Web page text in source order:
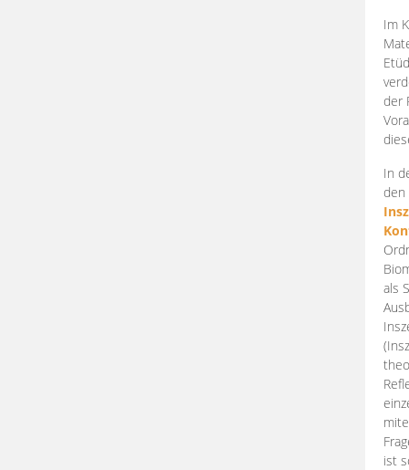
Im
der
In
den
als
ist